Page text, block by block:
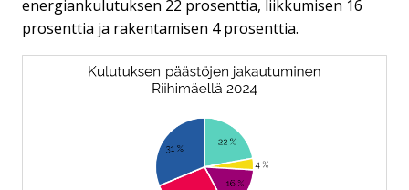
energiankulutuksen 22 prosenttia, liikkumisen 16
prosenttia ja rakentamisen 4 prosenttia.